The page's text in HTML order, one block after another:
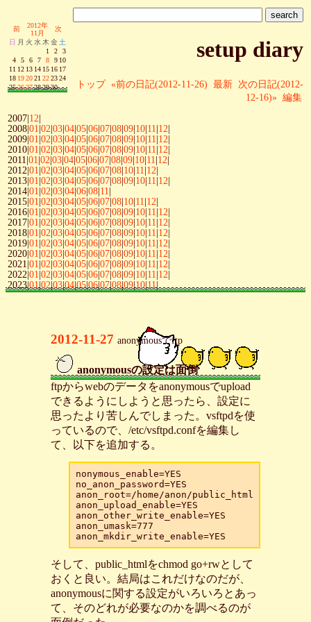
前
2012年
11月
次
日 月 火 水 木 金 土
1
2
3
4
5 6 7 8 9 10
11 12 13 14 15 16 17
18 192021 222324
252627282930
setup diary
トップ «前の日記(2012-11-26) 最新 次の日記(2012-
12-16)» 編集
2007|12|
2008|01|02|03|04|05|06|07|08|09|10|11|12|
2009|01|02|03|04|05|06|07|08|09|10|11|12|
2010|01|02|03|04|05|06|07|08|09|10|11|12|
2011|01|02|03|04|05|06|07|08|09|10|11|12|
2012|01|02|03|04|05|06|07|08|10|11|12|
2013|01|02|03|04|05|06|07|08|09|10|11|12|
2014|01|02|03|04|06|08|11|
2015|01|02|03|04|05|06|07|08|10|11|12|
2016|01|02|03|04|05|06|07|08|09|10|11|12|
2017|01|02|03|04|05|06|07|08|09|10|11|12|
2018|01|02|03|04|05|06|07|08|09|10|11|12|
2019|01|02|03|04|05|06|07|08|09|10|11|12|
2020|01|02|03|04|05|06|07|08|09|10|11|12|
2021|01|02|03|04|05|06|07|08|09|10|11|12|
2022|01|02|03|04|05|06|07|08|09|10|11|12|
2023|01|02|03|04|05|06|07|08|09|10|11|
2012-11-27 anonymousでftp
anonymousの設定は面倒
ftpからwebのデータをanonymousでupload
できるようにしようと思ったら、設定に
思ったより苦しんでしまった。vsftpdを使
っているので、/etc/vsftpd.confを編集し
て、以下を追加する。
nonymous_enable=YES
no_anon_password=YES
anon_root=/home/anon/public_html
anon_upload_enable=YES
anon_other_write_enable=YES
anon_umask=777
そして、public_htmlをchmod go+rwとして
おくと良い。結局はこれだけなのだが、
anonymousに関する設定がいろいろとあっ
て、そのどれが必要なのかを調べるのが